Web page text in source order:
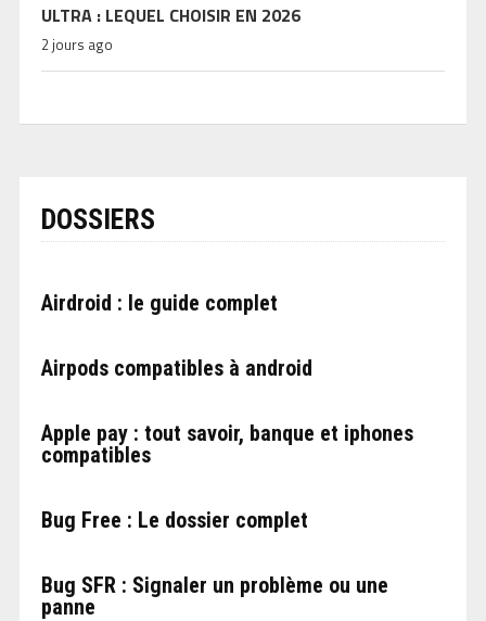
ULTRA : LEQUEL CHOISIR EN 2026
2 jours ago
DOSSIERS
Airdroid : le guide complet
Airpods compatibles à android
Apple pay : tout savoir, banque et iphones
compatibles
Bug Free : Le dossier complet
Bug SFR : Signaler un problème ou une
panne